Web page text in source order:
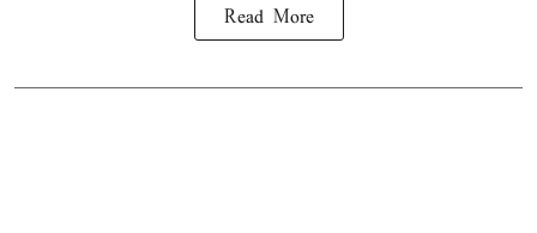
Read More